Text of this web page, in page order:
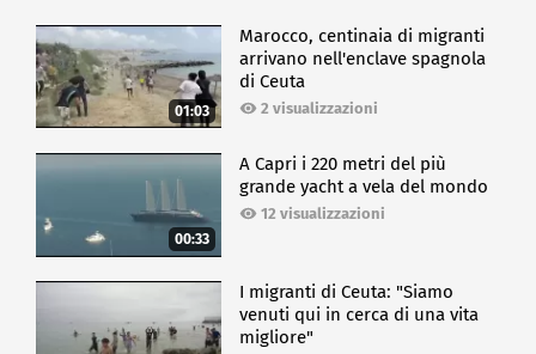
01:03
Marocco, centinaia di migranti
arrivano nell'enclave spagnola
di Ceuta
2 visualizzazioni
00:33
A Capri i 220 metri del più
grande yacht a vela del mondo
12 visualizzazioni
I migranti di Ceuta: "Siamo
venuti qui in cerca di una vita
migliore"